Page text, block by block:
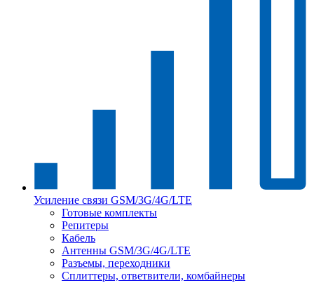
Усиление связи GSM/3G/4G/LTE
Готовые комплекты
Репитеры
Кабель
Антенны GSM/3G/4G/LTE
Разъемы, переходники
Сплиттеры, ответвители, комбайнеры